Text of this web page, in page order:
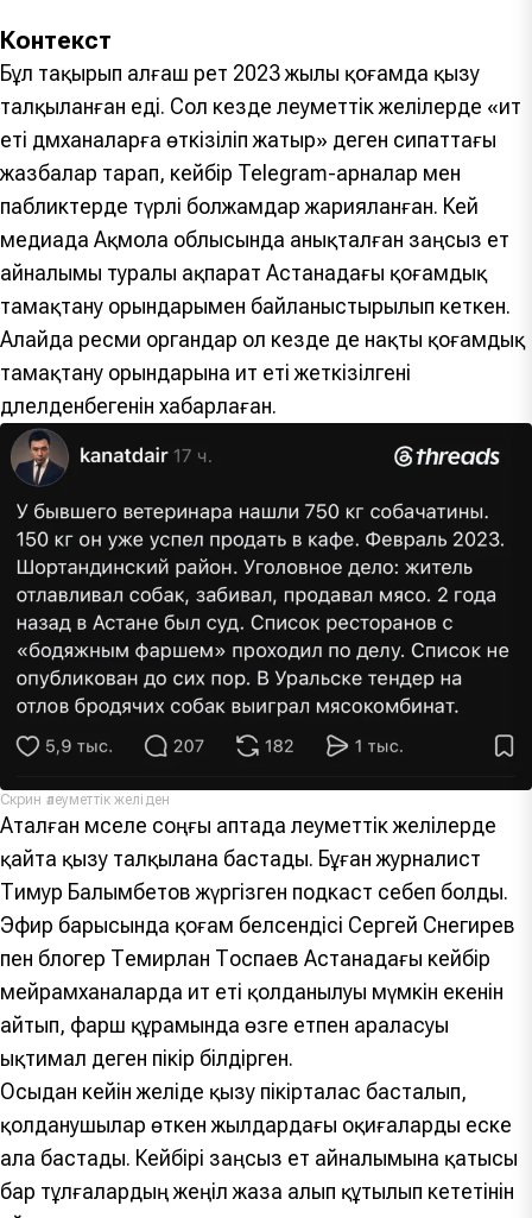
Контекст
Бұл тақырып алғаш рет 2023 жылы қоғамда қызу
талқыланған еді. Сол кезде әлеуметтік желілерде «ит
еті дәмханаларға өткізіліп жатыр» деген сипаттағы
жазбалар тарап, кейбір Telegram-арналар мен
пабликтерде түрлі болжамдар жарияланған. Кей
медиада Ақмола облысында анықталған заңсыз ет
айналымы туралы ақпарат Астанадағы қоғамдық
тамақтану орындарымен байланыстырылып кеткен.
Алайда ресми органдар ол кезде де нақты қоғамдық
тамақтану орындарына ит еті жеткізілгені
дәлелденбегенін хабарлаған.
Скрин әлеуметтік желіден
Аталған мәселе соңғы аптада әлеуметтік желілерде
қайта қызу талқылана бастады. Бұған журналист
Тимур Балымбетов жүргізген подкаст себеп болды.
Эфир барысында қоғам белсендісі Сергей Снегирев
пен блогер Темирлан Тоспаев Астанадағы кейбір
мейрамханаларда ит еті қолданылуы мүмкін екенін
айтып, фарш құрамында өзге етпен араласуы
ықтимал деген пікір білдірген.
Осыдан кейін желіде қызу пікірталас басталып,
қолданушылар өткен жылдардағы оқиғаларды еске
ала бастады. Кейбірі заңсыз ет айналымына қатысы
бар тұлғалардың жеңіл жаза алып құтылып кететінін